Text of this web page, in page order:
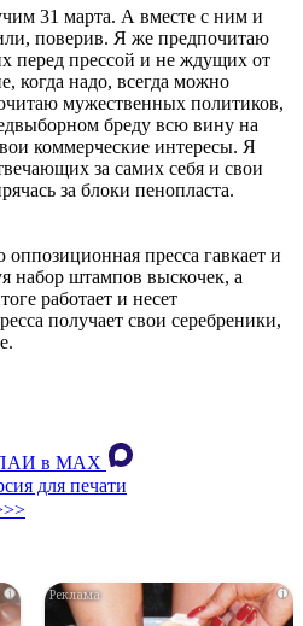
31 марта. А вместе с ним и
поверив. Я же предпочитаю
перед прессой и не ждущих от
когда надо, всегда можно
мужественных политиков,
бреду всю вину на
коммерческие интересы. Я
за самих себя и свои
за блоки пенопласта.
пресса гавкает и
набор штампов выскочек, а
работает и несет
получает свои серебреники,
ПАИ в MAХ
для печати
i i